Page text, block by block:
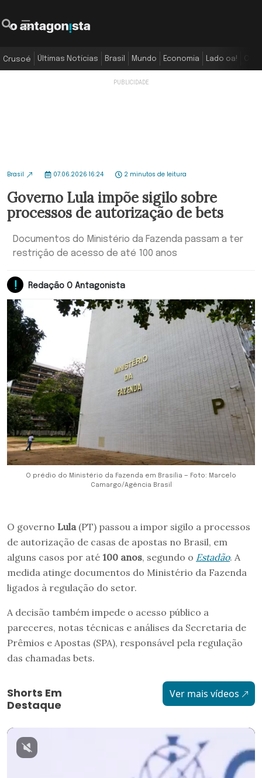
Crusoé Últimas Notícias Brasil Mundo Economia Lado oa!
Brasil 07.06.2026 16:24 2 minutos de leitura
Governo Lula impõe sigilo sobre
processos de autorização de bets
Documentos do Ministério da Fazenda passam a ter
restrição de acesso de até 100 anos
Redação O Antagonista
O prédio do Ministério da Fazenda em Brasília — Foto: Marcelo
Camargo/Agência Brasil
O governo Lula (PT) passou a impor sigilo a processos
de autorização de casas de apostas no Brasil, em
alguns casos por até 100 anos, segundo o Estadão. A
medida atinge documentos do Ministério da Fazenda
ligados à regulação do setor.
A decisão também impede o acesso público a
pareceres, notas técnicas e análises da Secretaria de
Prêmios e Apostas (SPA), responsável pela regulação
das chamadas bets.
Shorts Em
Destaque
Ver mais vídeos